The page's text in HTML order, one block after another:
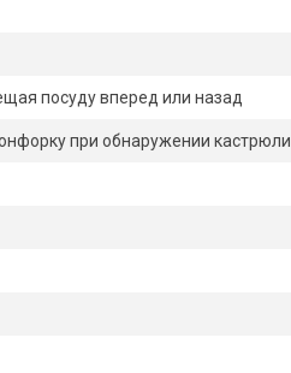
посуду вперед или назад
при обнаружении кастрюли